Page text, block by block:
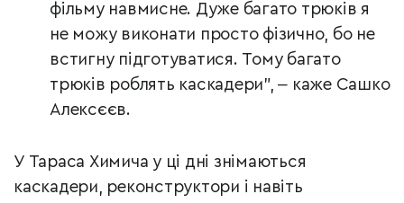
фільму навмисне. Дуже багато трюків я
не можу виконати просто фізично, бо не
встигну підготуватися. Тому багато
трюків роблять каскадери", ‒ каже Сашко
Алексєєв.
У Тараса Химича у ці дні знімаються
каскадери, реконструктори і навіть